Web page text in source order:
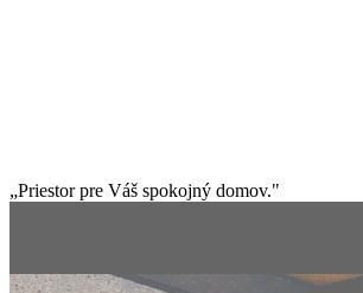
„Priestor pre Váš spokojný domov."